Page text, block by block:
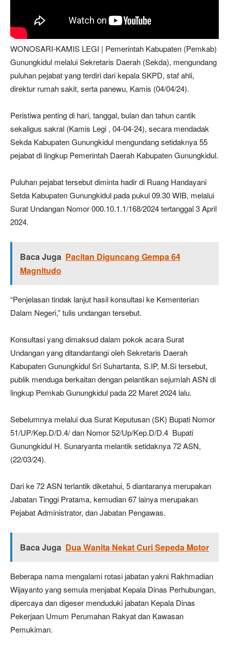
WONOSARI-KAMIS LEGI | Pemerintah Kabupaten (Pemkab)
Gunungkidul melalui Sekretaris Daerah (Sekda), mengundang
puluhan pejabat yang terdiri dari kepala SKPD, staf ahli,
direktur rumah sakit, serta panewu, Kamis (04/04/24).
Peristiwa penting di hari, tanggal, bulan dan tahun cantik
sekaligus sakral (Kamis Legi , 04-04-24), secara mendadak
Sekda Kabupaten Gunungkidul mengundang setidaknya 55
pejabat di lingkup Pemerintah Daerah Kabupaten Gunungkidul.
Puluhan pejabat tersebut diminta hadir di Ruang Handayani
Setda Kabupaten Gunungkidul pada pukul 09.30 WIB, melalui
Surat Undangan Nomor 000.10.1.1/168/2024 tertanggal 3 April
2024.
Baca Juga Pacitan Diguncang Gempa 64
Magnitudo
“Penjelasan tindak lanjut hasil konsultasi ke Kementerian
Dalam Negeri,” tulis undangan tersebut.
Konsultasi yang dimaksud dalam pokok acara Surat
Undangan yang ditandantangi oleh Sekretaris Daerah
Kabupaten Gunungkidul Sri Suhartanta, S.IP, M.Si tersebut,
publik menduga berkaitan dengan pelantikan sejumlah ASN di
lingkup Pemkab Gunungkidul pada 22 Maret 2024 lalu.
Sebelumnya melalui dua Surat Keputusan (SK) Bupati Nomor
51/UP/Kep.D/D.4/ dan Nomor 52/Up/Kep.D/D.4 Bupati
Gunungkidul H. Sunaryanta melantik setidaknya 72 ASN,
(22/03/24).
Dari ke 72 ASN terlantik diketahui, 5 diantaranya merupakan
Jabatan Tinggi Pratama, kemudian 67 lainya merupakan
Pejabat Administrator, dan Jabatan Pengawas.
Baca Juga Dua Wanita Nekat Curi Sepeda Motor
Beberapa nama mengalami rotasi jabatan yakni Rakhmadian
Wijayanto yang semula menjabat Kepala Dinas Perhubungan,
dipercaya dan digeser menduduki jabatan Kepala Dinas
Pekerjaan Umum Perumahan Rakyat dan Kawasan
Pemukiman.